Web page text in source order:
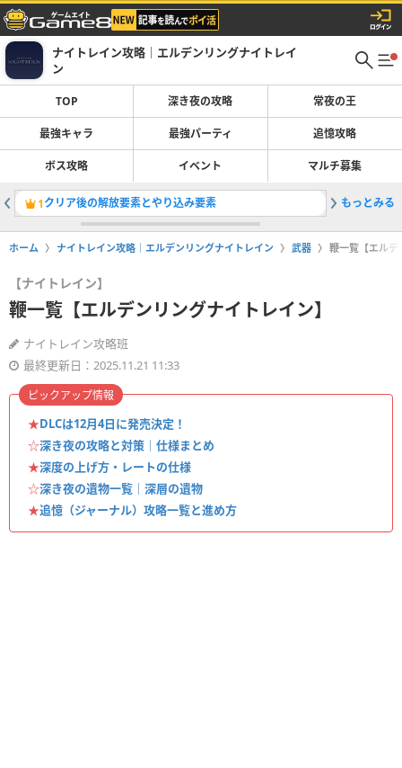
ナイトレイン攻略｜エルデンリングナイトレイ
ン
TOP 深き夜の攻略 常夜の王
最強キャラ 最強パーティ 追憶攻略
ボス攻略 イベント マルチ募集
1クリア後の解放要素とやり込み要素 2常夜の
もっとみる
ホーム ナイトレイン攻略｜エルデンリングナイトレイン 武器 鞭一覧【エルデ
【ナイトレイン】
鞭一覧【エルデンリングナイトレイン】
ナイトレイン攻略班
最終更新日：2025.11.21 11:33
★DLCは12月4日に発売決定！
☆深き夜の攻略と対策｜仕様まとめ
★深度の上げ方・レートの仕様
☆深き夜の遺物一覧｜深層の遺物
★追憶（ジャーナル）攻略一覧と進め方
ピックアップ情報